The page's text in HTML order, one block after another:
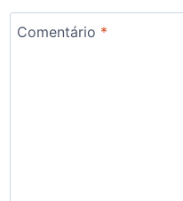
Comentário *